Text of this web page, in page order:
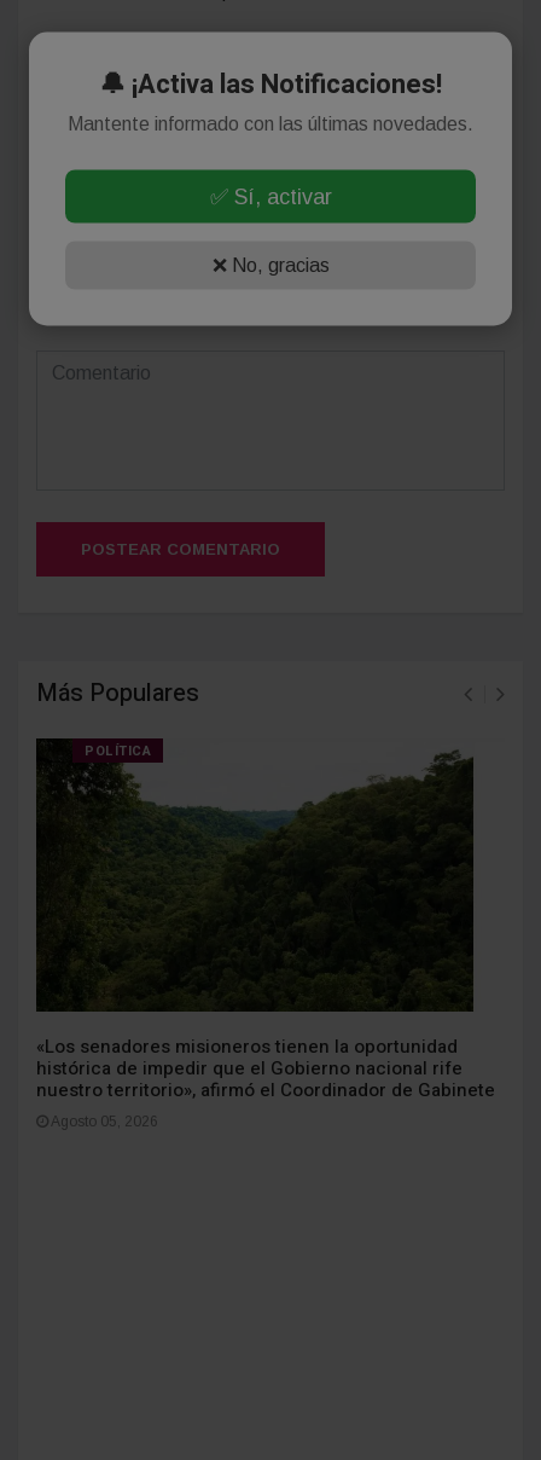
Deja tu comentario
POSTEAR COMENTARIO
Más Populares
POLÍTICA
«Los senadores misioneros tienen la oportunidad
histórica de impedir que el Gobierno nacional rife
nuestro territorio», afirmó el Coordinador de Gabinete
Agosto 05, 2026
🔔 ¡Activa las Notificaciones!
Mantente informado con las últimas novedades.
✅ Sí, activar
❌ No, gracias